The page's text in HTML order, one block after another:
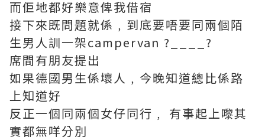
而佢地都好樂意俾我借宿
接下來既問題就係﹐到底要唔要同兩個陌
生男人訓一架campervan ?____?
席間有朋友提出
如果德國男生係壞人﹐今晚知道總比係路
上知道好
反正一個同兩個女仔同行﹐ 有事起上嚟其
實都無咩分別